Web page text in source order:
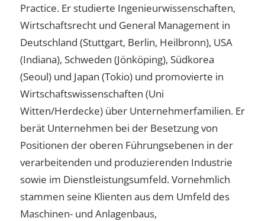
Practice. Er studierte Ingenieurwissenschaften,
Wirtschaftsrecht und General Management in
Deutschland (Stuttgart, Berlin, Heilbronn), USA
(Indiana), Schweden (Jönköping), Südkorea
(Seoul) und Japan (Tokio) und promovierte in
Wirtschaftswissenschaften (Uni
Witten/Herdecke) über Unternehmerfamilien. Er
berät Unternehmen bei der Besetzung von
Positionen der oberen Führungsebenen in der
verarbeitenden und produzierenden Industrie
sowie im Dienstleistungsumfeld. Vornehmlich
stammen seine Klienten aus dem Umfeld des
Maschinen- und Anlagenbaus,